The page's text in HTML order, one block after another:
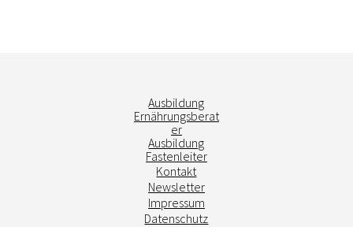
Ausbildung
Ernährungsberat
er
Ausbildung
Fastenleiter
Kontakt
Newsletter
Impressum
Datenschutz